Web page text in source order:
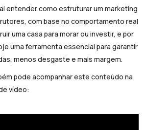
entender como estruturar um marketing
com base no comportamento real
uma casa para morar ou investir, e por
uma ferramenta essencial para garantir
menos desgaste e mais margem.
pode acompanhar este conteúdo na
vídeo: